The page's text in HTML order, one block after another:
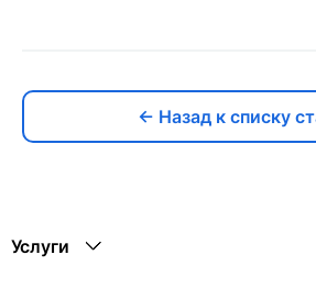
← Назад к списку
Услуги